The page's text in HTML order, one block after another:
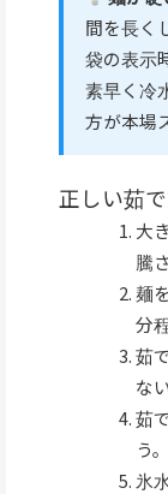
間を長く
袋の表示
素早く冷
方が本場
正しい茹
大
騰
麺
分
茹
な
茹
う。
氷